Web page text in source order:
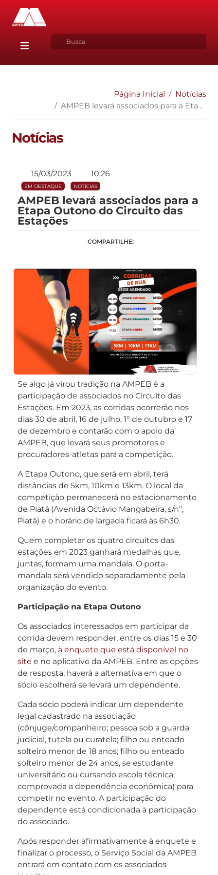
Página Inicial
Notícias
AMPEB levará associados para a Etapa Outono do Circuito das Estações
Notícias
15/03/2023 10:26
EM DESTAQUE NOTÍCIAS
AMPEB levará associados para a
Etapa Outono do Circuito das
Estações
COMPARTILHE:
Se algo já virou tradição na AMPEB é a
participação de associados no Circuito das
Estações. Em 2023, as corridas ocorrerão nos
dias 30 de abril, 16 de julho, 1º de outubro e 17
de dezembro e contarão com o apoio da
AMPEB, que levará seus promotores e
procuradores-atletas para a competição.
A Etapa Outono, que será em abril, terá
distâncias de 5km, 10km e 13km. O local da
competição permanecerá no estacionamento
de Piatã (Avenida Octávio Mangabeira, s/nº,
Piatã) e o horário de largada ficará às 6h30.
Quem completar os quatro circuitos das
estações em 2023 ganhará medalhas que,
juntas, formam uma mandala. O porta-
mandala será vendido separadamente pela
organização do evento.
Participação na Etapa Outono
Os associados interessados em participar da
corrida devem responder, entre os dias 15 e 30
de março, à enquete que está disponível no
site e no aplicativo da AMPEB. Entre as opções
de resposta, haverá a alternativa em que o
sócio escolherá se levará um dependente.
Cada sócio poderá indicar um dependente
legal cadastrado na associação
(cônjuge/companheiro; pessoa sob a guarda
judicial, tutela ou curatela; filho ou enteado
solteiro menor de 18 anos; filho ou enteado
solteiro menor de 24 anos, se estudante
universitário ou cursando escola técnica,
comprovada a dependência econômica) para
competir no evento. A participação do
dependente está condicionada à participação
do associado.
Após responder afirmativamente à enquete e
finalizar o processo, o Serviço Social da AMPEB
entrará em contato com os associados